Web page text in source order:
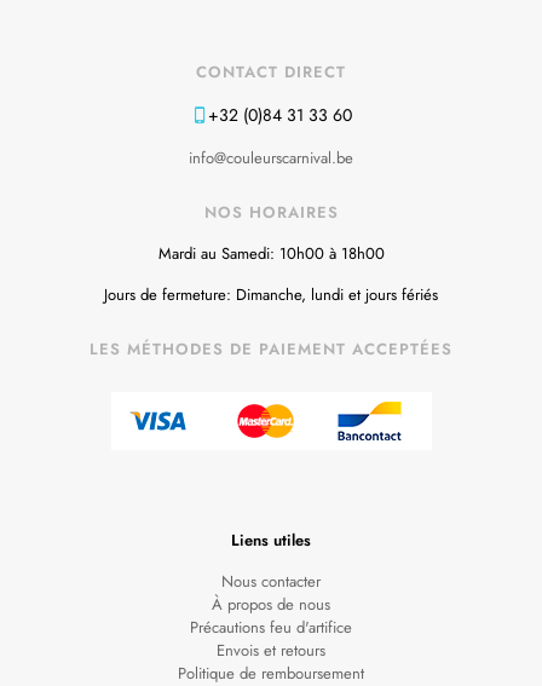
CONTACT DIRECT
+32 (0)84 31 33 60
info@couleurscarnival.be
NOS HORAIRES
Mardi au Samedi: 10h00 à 18h00
Jours de fermeture: Dimanche, lundi et jours fériés
LES MÉTHODES DE PAIEMENT ACCEPTÉES
Liens utiles
Nous contacter
À propos de nous
Précautions feu d'artifice
Envois et retours
Politique de remboursement